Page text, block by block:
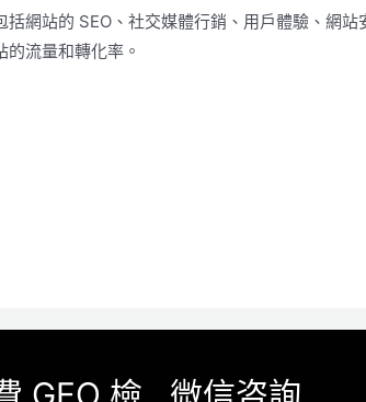
網站的 SEO、社交媒體行銷、用戶體驗、網站
流量和轉化率。